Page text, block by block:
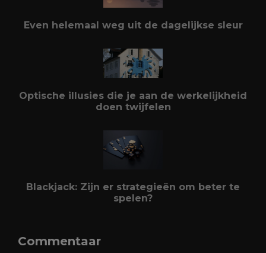
Even helemaal weg uit de dagelijkse sleur
Optische illusies die je aan de werkelijkheid
doen twijfelen
Blackjack: Zijn er strategieën om beter te
spelen?
Commentaar